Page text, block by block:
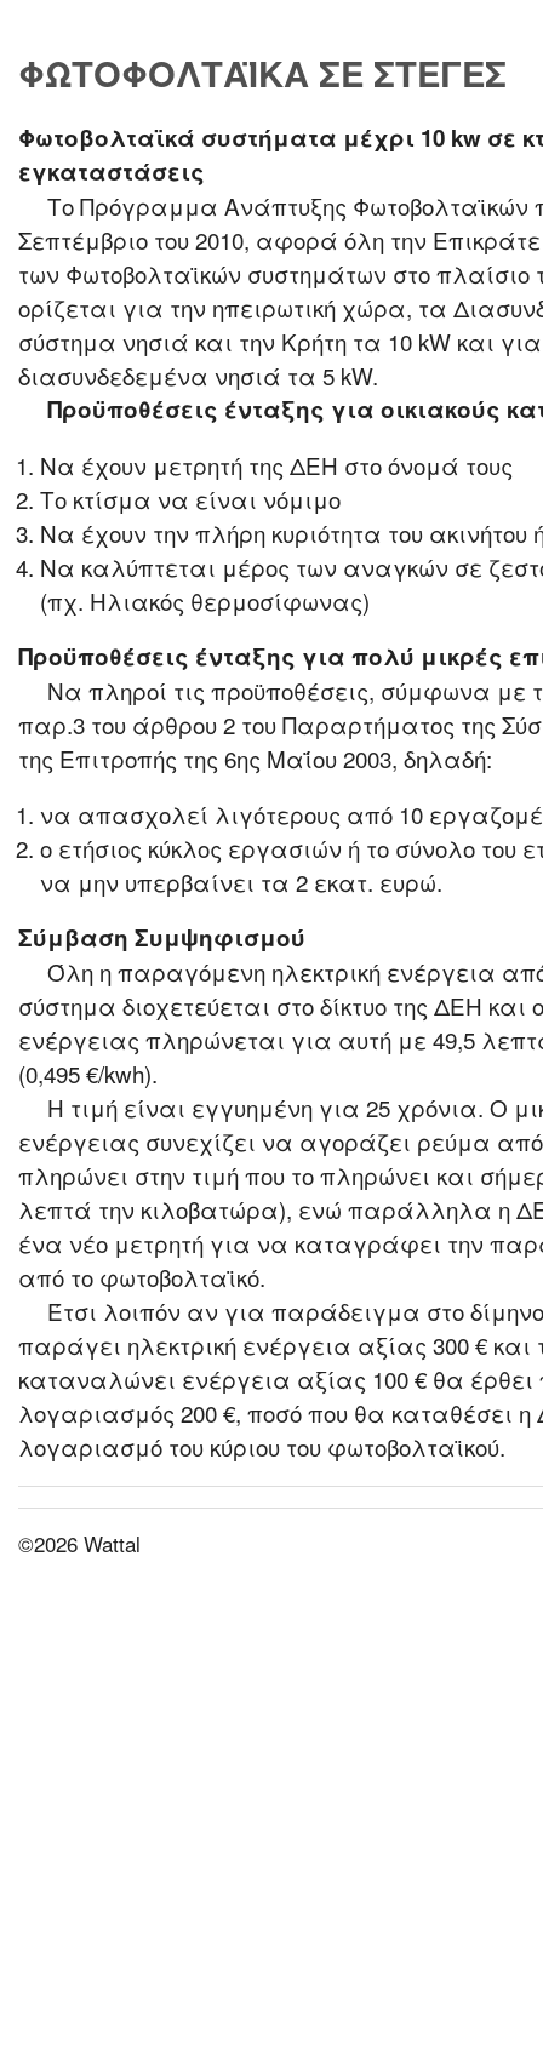
ΦΩΤΟΦΟΛΤΑΪΚΆ ΣΕ ΣΤΈΓΕΣ
Φωτοβολταϊκά συστήματα μέχρι 10 kw σε
εγκαταστάσεις
Το Πρόγραμμα Ανάπτυξης Φωτοβολταϊκών
Σεπτέμβριο του 2010, αφορά όλη την
των Φωτοβολταϊκών συστημάτων στο
ορίζεται για την ηπειρωτική χώρα, τα
σύστημα νησιά και την Κρήτη τα 10 kW και
διασυνδεδεμένα νησιά τα 5 kW.
Προϋποθέσεις ένταξης για οικιακούς
Να έχουν μετρητή της ΔΕΗ στο όνομά τους
Το κτίσμα να είναι νόμιμο
Να έχουν την πλήρη κυριότητα του ακινήτου
Να καλύπτεται μέρος των αναγκών σε
(πχ. Ηλιακός θερμοσίφωνας)
Προϋποθέσεις ένταξης για πολύ μικρές
Να πληροί τις προϋποθέσεις, σύμφωνα με
παρ.3 του άρθρου 2 του Παραρτήματος της
της Επιτροπής της 6ης Μαΐου 2003, δηλαδή:
να απασχολεί λιγότερους από 10
ο ετήσιος κύκλος εργασιών ή το σύνολο του
να μην υπερβαίνει τα 2 εκατ. ευρώ.
Σύμβαση Συμψηφισμού
Όλη η παραγόμενη ηλεκτρική ενέργεια
σύστημα διοχετεύεται στο δίκτυο της ΔΕΗ
ενέργειας πληρώνεται για αυτή με 49,5
(0,495 €/kwh).
Η τιμή είναι εγγυημένη για 25 χρόνια. Ο
ενέργειας συνεχίζει να αγοράζει ρεύμα
πληρώνει στην τιμή που το πληρώνει και
λεπτά την κιλοβατώρα), ενώ παράλληλα η
ένα νέο μετρητή για να καταγράφει την
από το φωτοβολταϊκό.
Έτσι λοιπόν αν για παράδειγμα στο
παράγει ηλεκτρική ενέργεια αξίας 300 € και
καταναλώνει ενέργεια αξίας 100 € θα έρθει
λογαριασμός 200 €, ποσό που θα καταθέσει
λογαριασμό του κύριου του φωτοβολταϊκού.
©2026 Wattal